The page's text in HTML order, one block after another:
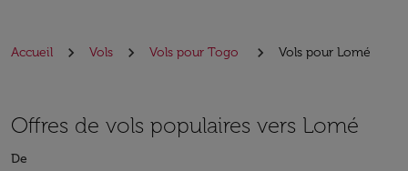
Accueil Vols Vols pour Togo Vols pour Lomé
Offres de vols populaires vers Lomé
De